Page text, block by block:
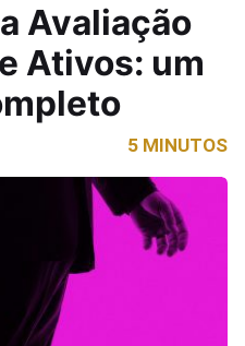
Avaliação
Ativos: um
5 MINUTOS